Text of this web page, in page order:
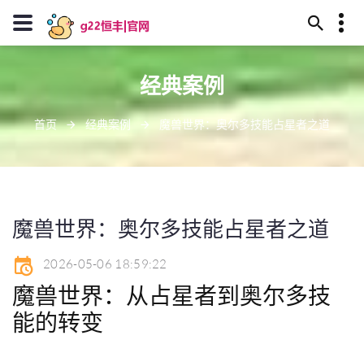
13594780055
甘南州屿庙神教35号
J909@baidu.ag
经典案例
首页 经典案例 魔兽世界：奥尔多技能占星者之道
魔兽世界：奥尔多技能占星者之道
2026-05-06 18:59:22
魔兽世界：从占星者到奥尔多技
能的转变